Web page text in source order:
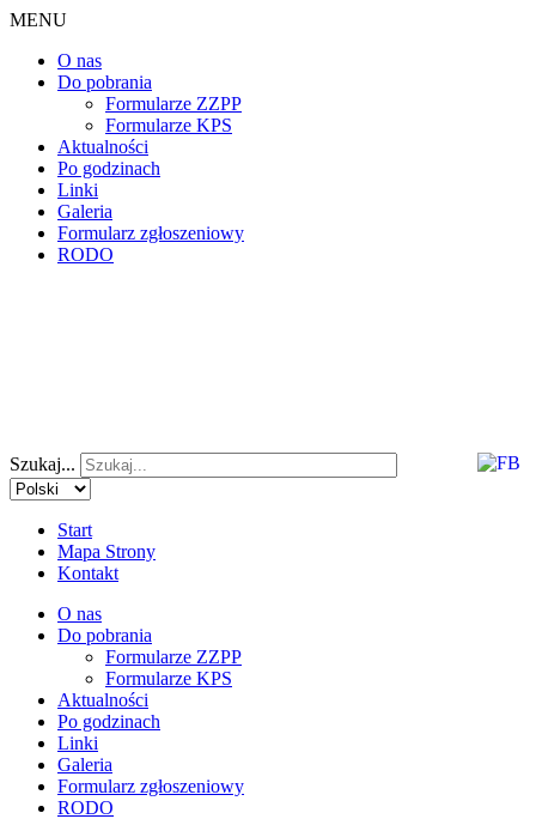
MENU
O nas
Do pobrania
Formularze ZZPP
Formularze KPS
Aktualności
Po godzinach
Linki
Galeria
Formularz zgłoszeniowy
RODO
Szukaj...
Start
Mapa Strony
Kontakt
O nas
Do pobrania
Formularze ZZPP
Formularze KPS
Aktualności
Po godzinach
Linki
Galeria
Formularz zgłoszeniowy
RODO